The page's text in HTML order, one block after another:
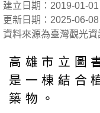
建立日期：2019-01-
更新日期：2025-06-08
資料來源為臺灣觀光資
高雄市立圖
是一棟結合
築物。